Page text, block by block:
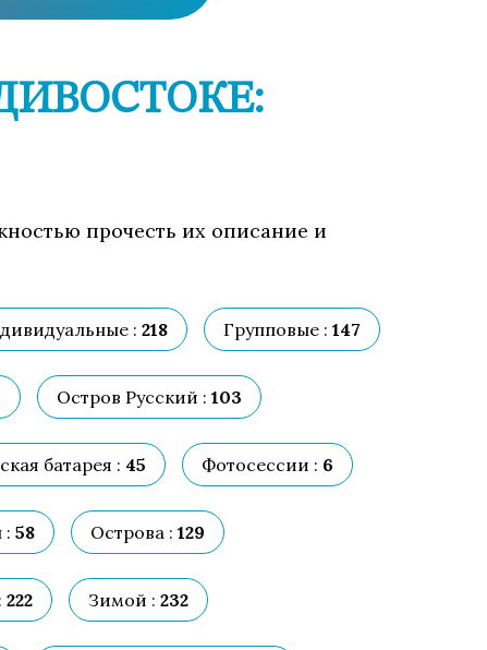
прочесть их описание и
: 218 Групповые : 147
Остров Русский : 103
батарея : 45 Фотосессии : 6
: 58 Острова : 129
222 Зимой : 232